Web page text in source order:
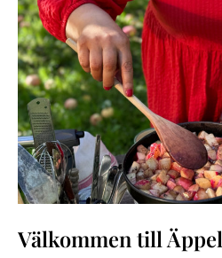
Välkommen till